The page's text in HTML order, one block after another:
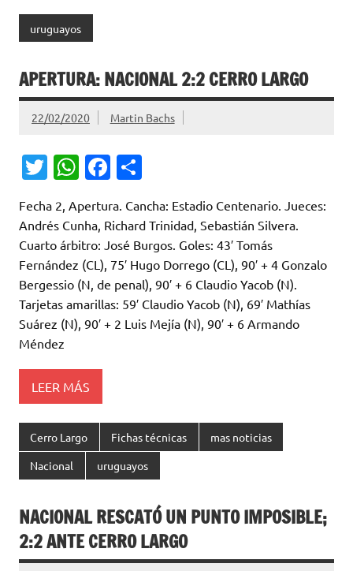
uruguayos
APERTURA: NACIONAL 2:2 CERRO LARGO
22/02/2020 Martin Bachs
T
it
te
r
W
at
s
A
p
p
Fa
e
b
o
o
k
m
p
ar
ti
r
Fecha 2, Apertura. Cancha: Estadio Centenario. Jueces:
Andrés Cunha, Richard Trinidad, Sebastián Silvera.
Cuarto árbitro: José Burgos. Goles: 43′ Tomás
Fernández (CL), 75′ Hugo Dorrego (CL), 90′ + 4 Gonzalo
Bergessio (N, de penal), 90′ + 6 Claudio Yacob (N).
Tarjetas amarillas: 59′ Claudio Yacob (N), 69′ Mathías
Suárez (N), 90′ + 2 Luis Mejía (N), 90′ + 6 Armando
Méndez
LEER MÁS
Cerro Largo Fichas técnicas mas noticias
Nacional uruguayos
NACIONAL RESCATÓ UN PUNTO IMPOSIBLE;
2:2 ANTE CERRO LARGO